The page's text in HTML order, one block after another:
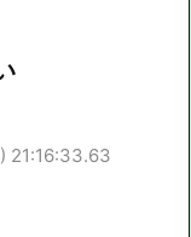
21:16:33.63